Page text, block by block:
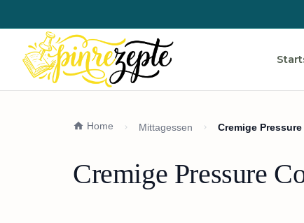
Home Mittagessen Cremige
Cremige Pressure